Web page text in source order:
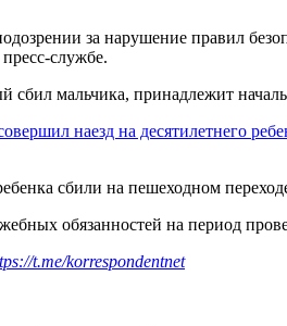
за нарушение правил
службе.
сбил мальчика, принадлежит
наезд на десятилетнего
сбили на пешеходном
обязанностей на период
t.me/korrespondentnet